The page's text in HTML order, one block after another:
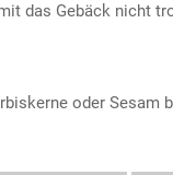
das Gebäck nicht
oder Sesam